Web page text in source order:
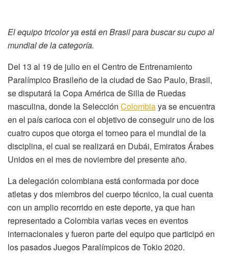
El equipo tricolor ya está en Brasil para buscar su cupo al
mundial de la categoría.
Del 13 al 19 de julio en el Centro de Entrenamiento
Paralímpico Brasileño de la ciudad de Sao Paulo, Brasil,
se disputará la Copa América de Silla de Ruedas
masculina, donde la Selección Colombiaya se encuentra
en el país carioca con el objetivo de conseguir uno de los
cuatro cupos que otorga el torneo para el mundial de la
disciplina, el cual se realizará en Dubái, Emiratos Árabes
Unidos en el mes de noviembre del presente año.
La delegación colombiana está conformada por doce
atletas y dos miembros del cuerpo técnico, la cual cuenta
con un amplio recorrido en este deporte, ya que han
representado a Colombia varias veces en eventos
internacionales y fueron parte del equipo que participó en
los pasados Juegos Paralímpicos de Tokio 2020.